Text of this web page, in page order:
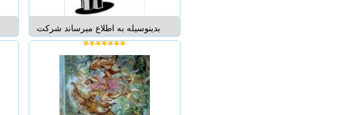
نخاله و...
بدینوسیله به اطلاع میرساند شرکت
سنی پلاستیک اقدام به فروش فوق
العاده فقط فلاش تانک به میزان
بالاتر از تخفیفات معمول شرکت در
قبال خرید بیش از 100 عدد نموده
است لذا از خریداران محترم...